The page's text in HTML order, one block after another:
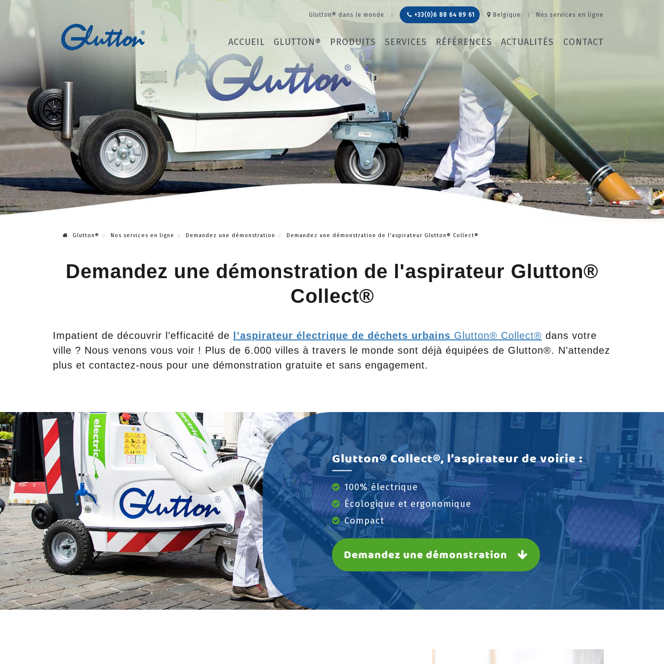
Glutton® dans le monde +33(0)6 88 64 89 61 Belgique Nos services en ligne
ACCUEIL GLUTTON® PRODUITS SERVICES RÉFÉRENCES ACTUALITÉS CONTACT
Glutton® Nos services en ligne Demandez une démonstration Demandez une démonstration de l'aspirateur Glutton® Collect®
Demandez une démonstration de l'aspirateur Glutton®
Collect®
Impatient de découvrir l’efficacité de l’aspirateur électrique de déchets urbains Glutton® Collect® dans votre
ville ? Nous venons vous voir ! Plus de 6.000 villes à travers le monde sont déjà équipées de Glutton®. N’attendez
plus et contactez-nous pour une démonstration gratuite et sans engagement.
Glutton® Collect®, l’aspirateur de voirie :
100% électrique
Écologique et ergonomique
Compact
Demandez une démonstration
Les données introduites sur ce site sont cryptées
en HTTPS pour sécuriser vos données.
Ce site met en œuvre le règlement européen
GDPR pour le respect de votre vie privée.
Ce site veille à appliquer le Code de Droit
Economique pour respecter la législation.
Menu principal
Glutton®
Produits
Services
Références
Rejoignez-nous